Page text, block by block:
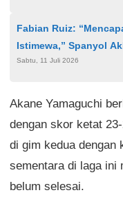
Fabian Ruiz:
Istimewa,” Spanyol
di Piala Dunia 2026
Sabtu, 11 Juli 2026
Akane Yamaguchi
dengan skor ketat
di gim kedua dengan
sementara di laga ini
belum selesai.